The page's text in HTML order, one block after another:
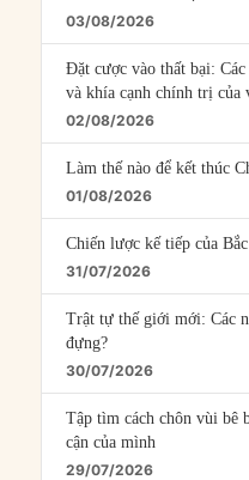
03/08/2026
Đặt cược vào thất bại:
và khía cạnh chính trị của
02/08/2026
Làm thế nào để kết thúc
01/08/2026
Chiến lược kế tiếp của
31/07/2026
Trật tự thế giới mới: Các
đựng?
30/07/2026
Tập tìm cách chôn vùi bê
cận của mình
29/07/2026